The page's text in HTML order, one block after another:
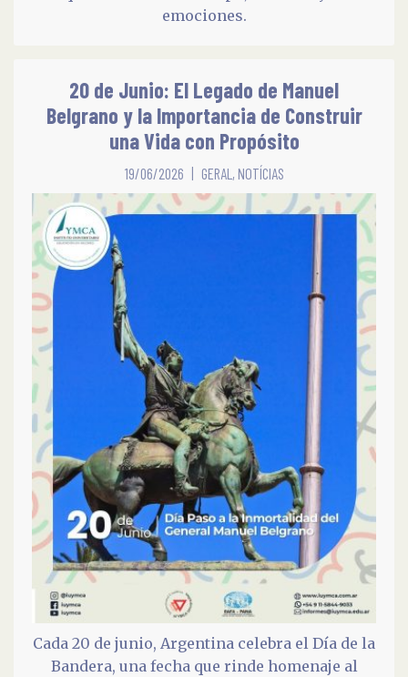
emociones.
20 de Junio: El Legado de Manuel
Belgrano y la Importancia de Construir
una Vida con Propósito
19/06/2026 GERAL , NOTÍCIAS
Cada 20 de junio, Argentina celebra el Día de la
Bandera, una fecha que rinde homenaje al